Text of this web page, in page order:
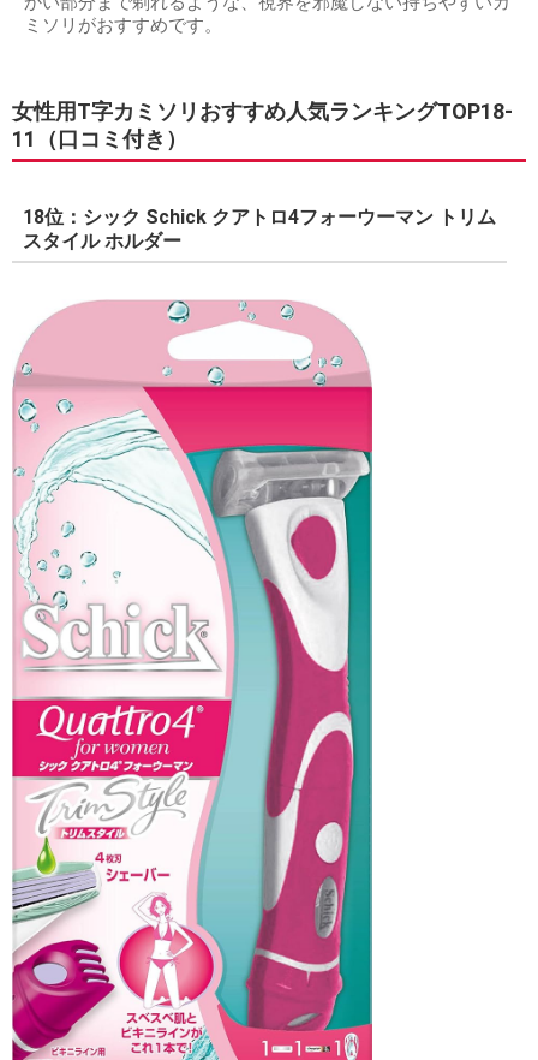
ミソリがおすすめです。
女性用T字カミソリおすすめ人気ランキングTOP18-
11（口コミ付き）
18位：シック Schick クアトロ4フォーウーマン トリム
スタイル ホルダー